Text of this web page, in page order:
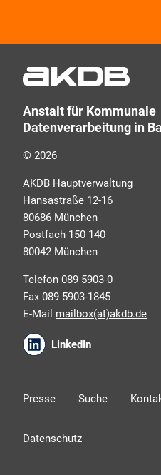
Umfragen in allen
selbstverständlich
ressourcenschonend, eben
Dafür benötigen wir Ihre
Ich erkläre mich mit den
Datenschutzbedingungen
personenbezogenen Daten
Anstalt für Kommunale
Datenverarbeitung in
© 2026
AKDB Hauptverwaltung
Hansastraße 12-16
80686 München
Postfach 150 140
80042 München
Telefon 089 5903-0
Fax 089 5903-1845
E-Mail mailbox(at)akdb.de
LinkedIn
Presse Suche
Datenschutz